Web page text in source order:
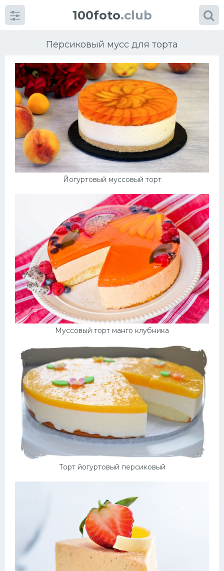
100foto.club
Персиковый мусс для торта
Йогуртовый муссовый торт
Муссовый торт манго клубника
Торт йогуртовый персиковый
Категории картинок
Супы
Мясные блюда
Десерт
Напитки
Дизайн комнаты